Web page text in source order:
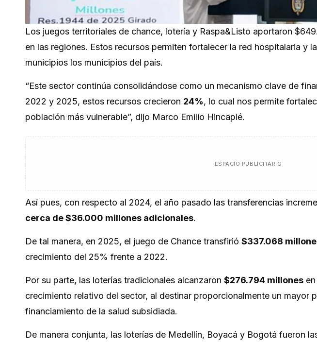
Los juegos territoriales de chance, lotería y Raspa&Listo aportaron
en las regiones. Estos recursos permiten fortalecer la red hospitalaria y
municipios los municipios del país.
“Este sector continúa consolidándose como un mecanismo clave de
2022 y 2025, estos recursos crecieron 24%, lo cual nos permite
población más vulnerable”, dijo Marco Emilio Hincapié.
ESPACIO PUBLICITARIO
Así pues, con respecto al 2024, el año pasado las transferencias
cerca de $36.000 millones adicionales.
De tal manera, en 2025, el juego de Chance transfirió $337.068
crecimiento del 25% frente a 2022.
Por su parte, las loterías tradicionales alcanzaron $276.794 millones
crecimiento relativo del sector, al destinar proporcionalmente un mayor
financiamiento de la salud subsidiada.
De manera conjunta, las loterías de Medellín, Boyacá y Bogotá fueron